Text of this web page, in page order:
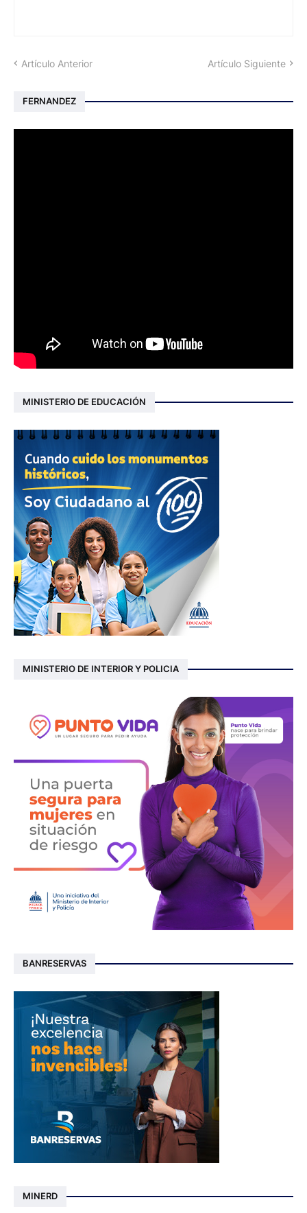
Artículo Anterior Artículo Siguiente
FERNANDEZ
MINISTERIO DE EDUCACIÓN
MINISTERIO DE INTERIOR Y POLICIA
BANRESERVAS
MINERD